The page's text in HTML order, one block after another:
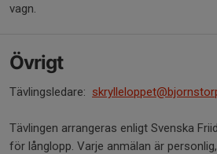
vagn.
Övrigt
Tävlingsledare:
Tävlingen arrangeras enligt Svenska
för långlopp. Varje anmälan är